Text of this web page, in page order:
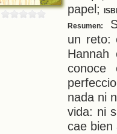
papel;
Resumen:
un reto:
conoce
nada ni
vida: ni
cae bien